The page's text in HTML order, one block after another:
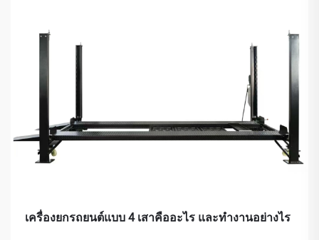
เครื่องยกรถยนต์แบบ 4 เสาคืออะไร และทำงานอย่างไร